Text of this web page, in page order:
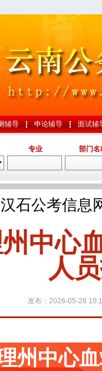
辅导 申论辅导 面试辅
专业 部门名
汉石公考信息
中心
人
发布：2026-05-28
州中心